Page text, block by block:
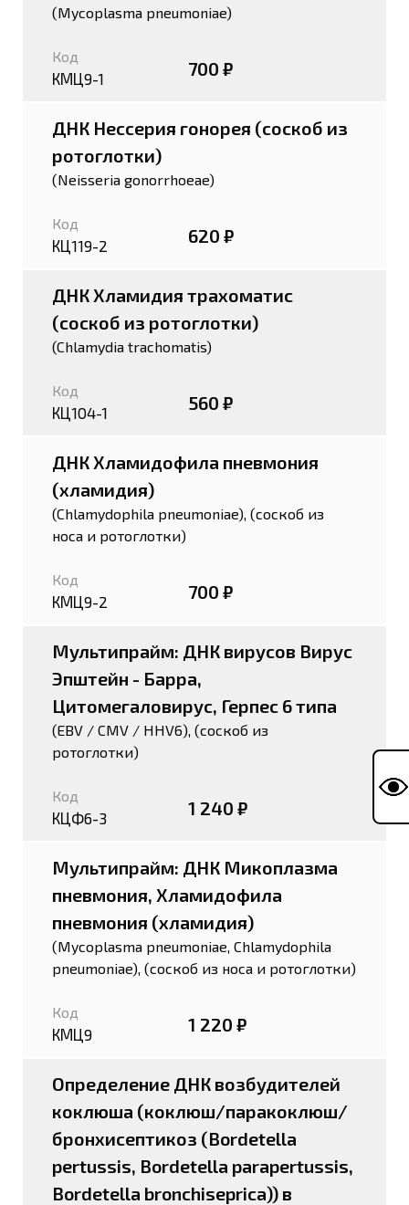
(Mycoplasma pneumoniae)
Код
КМЦ9-1 700 ₽
ДНК Нессерия гонорея (соскоб из
ротоглотки)
(Neisseria gonorrhoeae)
Код
КЦ119-2 620 ₽
ДНК Хламидия трахоматис
(соскоб из ротоглотки)
(Chlamydia trachomatis)
Код
КЦ104-1 560 ₽
ДНК Хламидофила пневмония
(хламидия)
(Chlamydophila pneumoniae), (соскоб из
носа и ротоглотки)
Код
КМЦ9-2 700 ₽
Мультипрайм: ДНК вирусов Вирус
Эпштейн - Барра,
Цитомегаловирус, Герпес 6 типа
(EBV / CMV / HHV6), (соскоб из
ротоглотки)
Код
КЦФ6-3 1 240 ₽
Мультипрайм: ДНК Микоплазма
пневмония, Хламидофила
пневмония (хламидия)
(Mycoplasma pneumoniae, Chlamydophila
pneumoniae), (соскоб из носа и ротоглотки)
Код
КМЦ9 1 220 ₽
Определение ДНК возбудителей
коклюша (коклюш/паракоклюш/
бронхисептикоз (Bordetella
pertussis, Bordetella parapertussis,
Bordetella bronchiseprica)) в